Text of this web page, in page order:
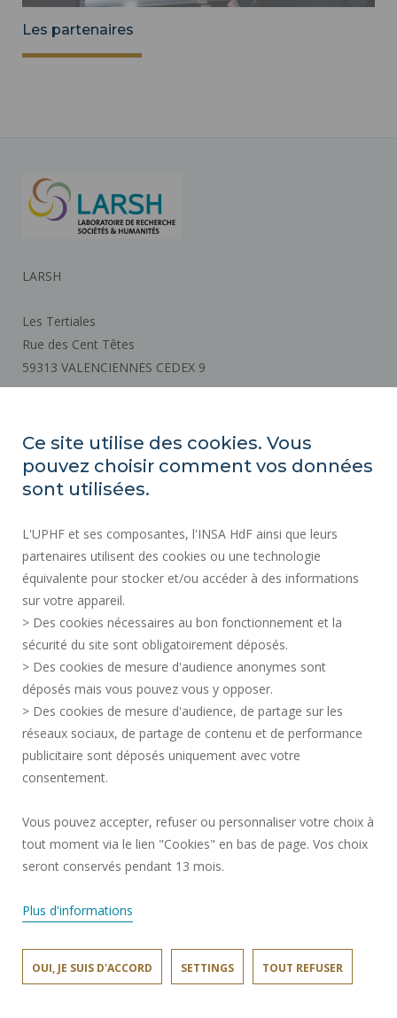
Les partenaires
LARSH
Les Tertiales
Rue des Cent Têtes
59313 VALENCIENNES CEDEX 9
REGULATORY ACTS
PUBLIC PROCUREMENT
CREDITS
PRESS AREA
RECRUITMENTS
SITE MAP
PERSONAL DATA
ACCESSIBILITY
Join us !
Ce site utilise des cookies. Vous
pouvez choisir comment vos données
sont utilisées.
L'UPHF et ses composantes, l'INSA HdF ainsi que leurs
partenaires utilisent des cookies ou une technologie
équivalente pour stocker et/ou accéder à des informations
sur votre appareil.
> Des cookies nécessaires au bon fonctionnement et la
sécurité du site sont obligatoirement déposés.
> Des cookies de mesure d'audience anonymes sont
déposés mais vous pouvez vous y opposer.
> Des cookies de mesure d'audience, de partage sur les
réseaux sociaux, de partage de contenu et de performance
publicitaire sont déposés uniquement avec votre
consentement.
Vous pouvez accepter, refuser ou personnaliser votre choix à
tout moment via le lien "Cookies" en bas de page. Vos choix
seront conservés pendant 13 mois.
Plus d'informations
OUI, JE SUIS D'ACCORD SETTINGS TOUT REFUSER